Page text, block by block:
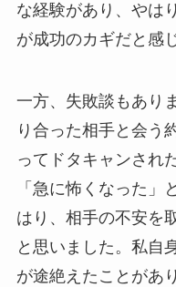
な経験があり、やは
が成功のカギだと感
一方、失敗談もあり
り合った相手と会う
ってドタキャンされ
「急に怖くなった」
はり、相手の不安を
と思いました。私自
が途絶えたことがあ